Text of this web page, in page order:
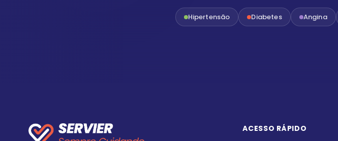
Hipertensão Diabetes Angina
ACESSO RÁPIDO